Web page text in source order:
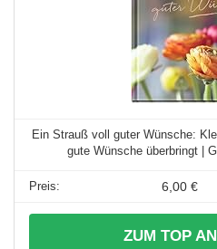
Ein Strauß voll guter Wünsche:
gute Wünsche überbringt |
6,00 €
ZUM TOP